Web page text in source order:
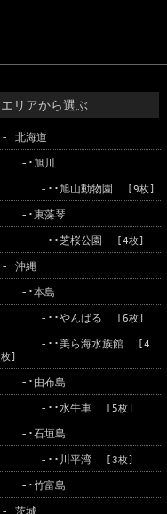
エリアから選ぶ
- 北海道
-･旭川
-･･旭山動物園 [9枚]
-･東藻琴
-･･芝桜公園 [4枚]
- 沖縄
-･本島
-･･やんばる [6枚]
-･･美ら海水族館
[4
枚]
-･ 由布島
-･･水牛車 [5枚]
-･石垣島
-･･ 川平湾 [3枚]
-･竹富島
- 茨城